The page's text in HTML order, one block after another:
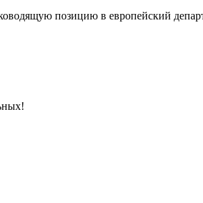
позицию в европейский